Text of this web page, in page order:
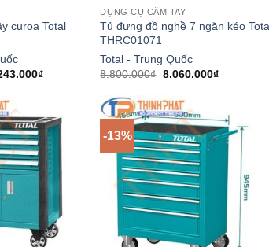
curoa Total
₫Giá
8.243.000₫.
DỤNG CỤ CẦM TAY
Tủ đựng đồ nghề 7 ngăn kéo
THRC01071
Total - Trung Quốc
8.800.000₫ Giá
8.800.000₫.
8.060.000₫Giá
-13%